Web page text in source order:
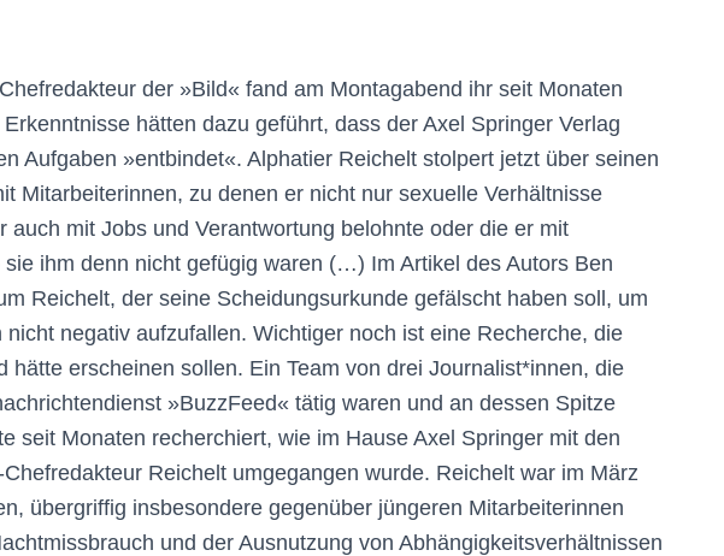
der »Bild« fand am Montagabend ihr seit Monaten
hätten dazu geführt, dass der Axel Springer Verlag
Aufgaben »entbindet«. Alphatier Reichelt stolpert jetzt über seinen
Mitarbeiterinnen, zu denen er nicht nur sexuelle Verhältnisse
auch mit Jobs und Verantwortung belohnte oder die er mit
ihm denn nicht gefügig waren (…) Im Artikel des Autors Ben
Reichelt, der seine Scheidungsurkunde gefälscht haben soll, um
negativ aufzufallen. Wichtiger noch ist eine Recherche, die
hätte erscheinen sollen. Ein Team von drei Journalist*innen, die
»BuzzFeed« tätig waren und an dessen Spitze
seit Monaten recherchiert, wie im Hause Axel Springer mit den
Reichelt umgegangen wurde. Reichelt war im März
übergriffig insbesondere gegenüber jüngeren Mitarbeiterinnen
und der Ausnutzung von Abhängigkeitsverhältnissen